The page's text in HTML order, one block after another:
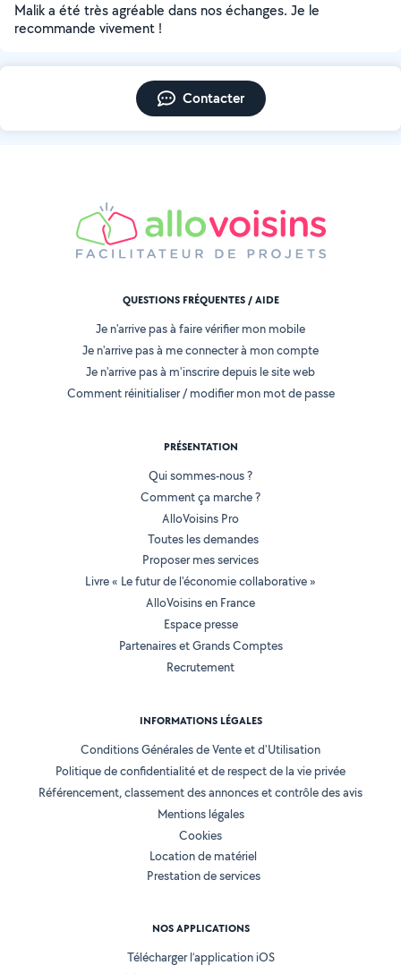
Malik a été très agréable dans nos échanges. Je le
recommande vivement !
Contacter
QUESTIONS FRÉQUENTES / AIDE
Je n'arrive pas à faire vérifier mon mobile
Je n'arrive pas à me connecter à mon compte
Je n'arrive pas à m'inscrire depuis le site web
Comment réinitialiser / modifier mon mot de passe
PRÉSENTATION
Qui sommes-nous ?
Comment ça marche ?
AlloVoisins Pro
Toutes les demandes
Proposer mes services
Livre « Le futur de l'économie collaborative »
AlloVoisins en France
Espace presse
Partenaires et Grands Comptes
Recrutement
INFORMATIONS LÉGALES
Conditions Générales de Vente et d'Utilisation
Politique de confidentialité et de respect de la vie privée
Référencement, classement des annonces et contrôle des avis
Mentions légales
Cookies
Location de matériel
Prestation de services
NOS APPLICATIONS
Télécharger l’application iOS